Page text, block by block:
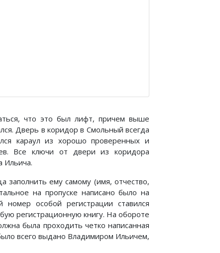
что это был лифт, причем выше
Дверь в коридор в Смольный всегда
караул из хорошо проверенных и
Все ключи от двери из коридора
Ильича.
заполнить ему самому (имя, отчество,
на пропуске написано было на
особой регистрации ставился
регистрационную книгу. На обороте
была проходить четко написанная
всего выдано Владимиром Ильичем,